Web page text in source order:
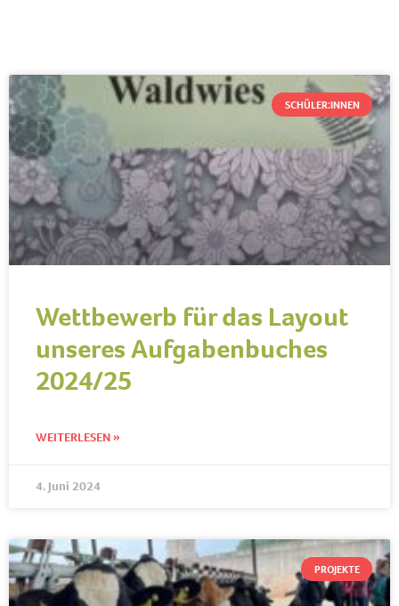
SCHÜLER:INNEN
Wettbewerb für das Layout
unseres Aufgabenbuches
2024/25
WEITERLESEN »
4. Juni 2024
PROJEKTE